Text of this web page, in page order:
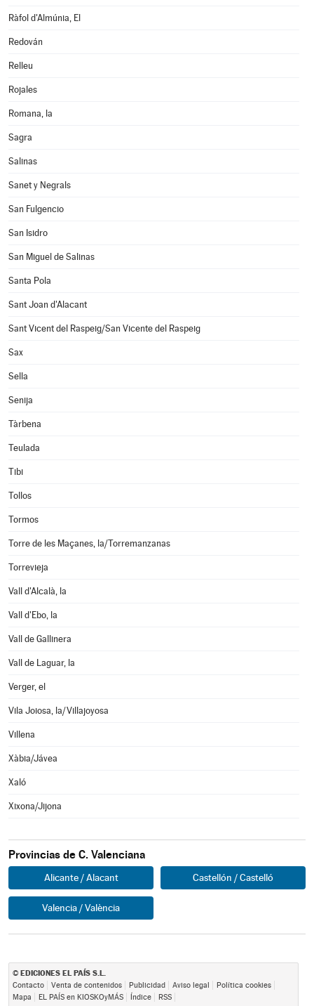
Ràfol d'Almúnia, El
Redován
Relleu
Rojales
Romana, la
Sagra
Salinas
Sanet y Negrals
San Fulgencio
San Isidro
San Miguel de Salinas
Santa Pola
Sant Joan d'Alacant
Sant Vicent del Raspeig/San Vicente del Raspeig
Sax
Sella
Senija
Tàrbena
Teulada
Tibi
Tollos
Tormos
Torre de les Maçanes, la/Torremanzanas
Torrevieja
Vall d'Alcalà, la
Vall d'Ebo, la
Vall de Gallinera
Vall de Laguar, la
Verger, el
Vila Joiosa, la/Villajoyosa
Villena
Xàbia/Jávea
Xaló
Xixona/Jijona
Provincias de C. Valenciana
Alicante / Alacant Castellón / Castelló
Valencia / València
©EDICIONES EL PAÍS S.L.
Contacto Venta de contenidos Publicidad Aviso legal
Política cookies
Mapa
EL PAÍS en KIOSKOyMÁS Índice RSS